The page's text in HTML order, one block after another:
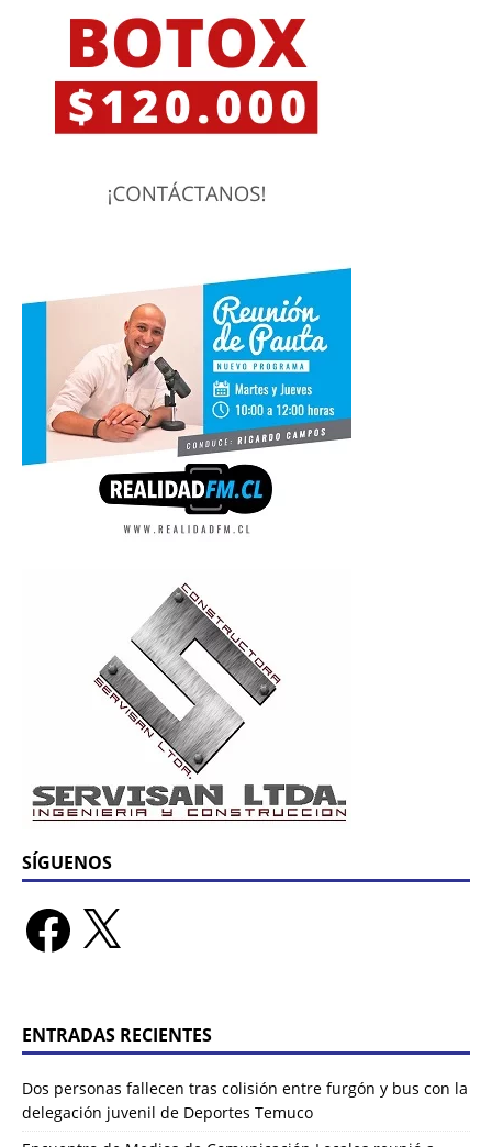
SÍGUENOS
ENTRADAS RECIENTES
Dos personas fallecen tras colisión entre furgón y bus con la
delegación juvenil de Deportes Temuco